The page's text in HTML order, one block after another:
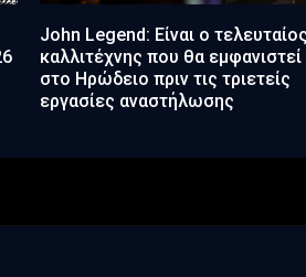
John Legend: Είναι ο
καλλιτέχνης που θα εμφανιστεί
στο Ηρώδειο πριν τις τριετείς
εργασίες αναστήλωσης